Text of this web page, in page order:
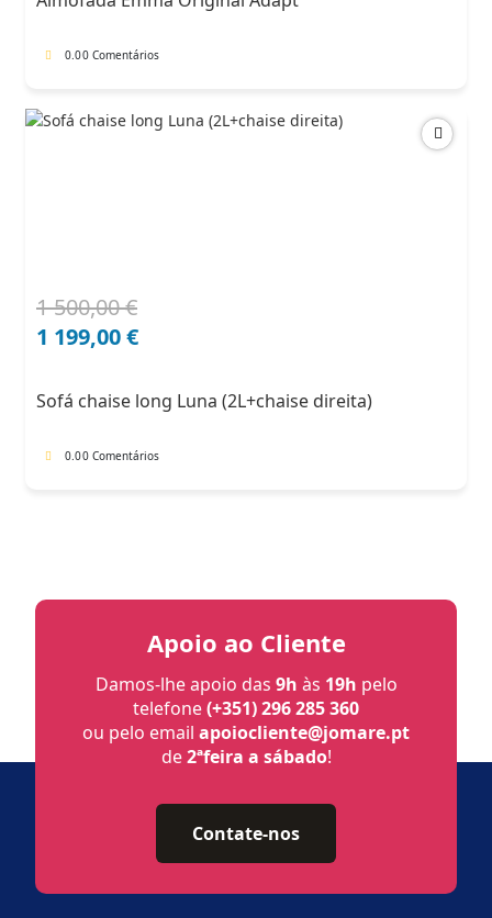
91,00 €.
68,25 €.
0.00 Comentários
1 500,00€
O
preço
1
1 199,00€
O
preço
1
Sofá chaise long Luna (2L+chaise direita)
0.00 Comentários
Apoio ao Cliente
Damos-lhe apoio das 9h às 19h pelo
telefone(+351) 296 285 360
ou pelo email apoiocliente@jomare.pt
de2ªfeira a sábado!
Contate-nos